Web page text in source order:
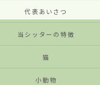
代表あいさつ
当シッターの特徴
猫
小動物